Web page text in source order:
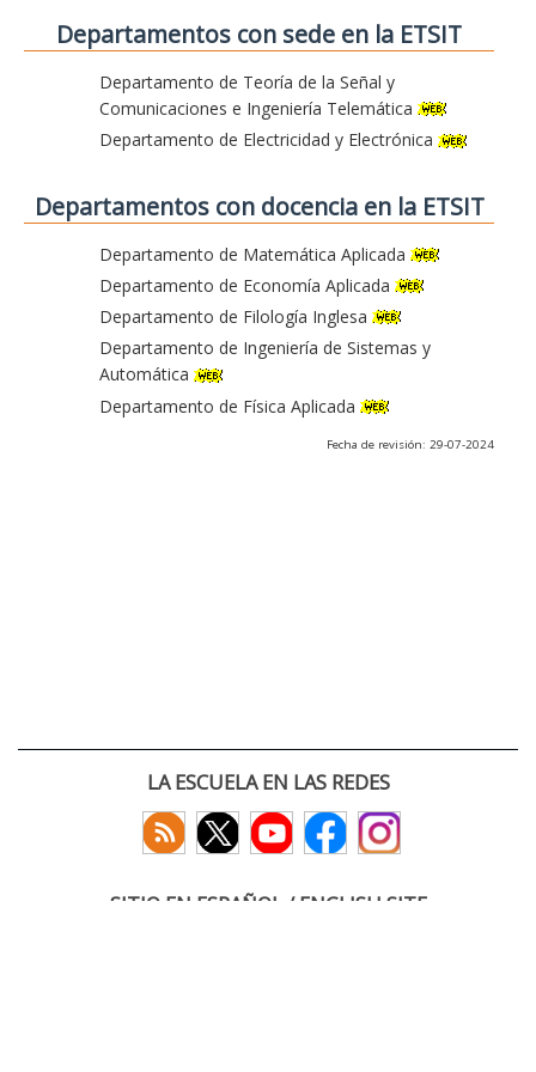
Departamentos con sede en la ETSIT
Departamento de Teoría de la Señal y
Comunicaciones e Ingeniería Telemática
Departamento de Electricidad y Electrónica
Departamentos con docencia en la ETSIT
Departamento de Matemática Aplicada
Departamento de Economía Aplicada
Departamento de Filología Inglesa
Departamento de Ingeniería de Sistemas y
Automática
Departamento de Física Aplicada
Fecha de revisión: 29-07-2024
LA ESCUELA EN LAS REDES
SITIO EN ESPAÑOL / ENGLISH SITE